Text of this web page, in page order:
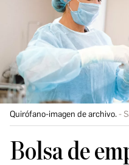
Quirófano-imagen de archivo.
Bolsa de